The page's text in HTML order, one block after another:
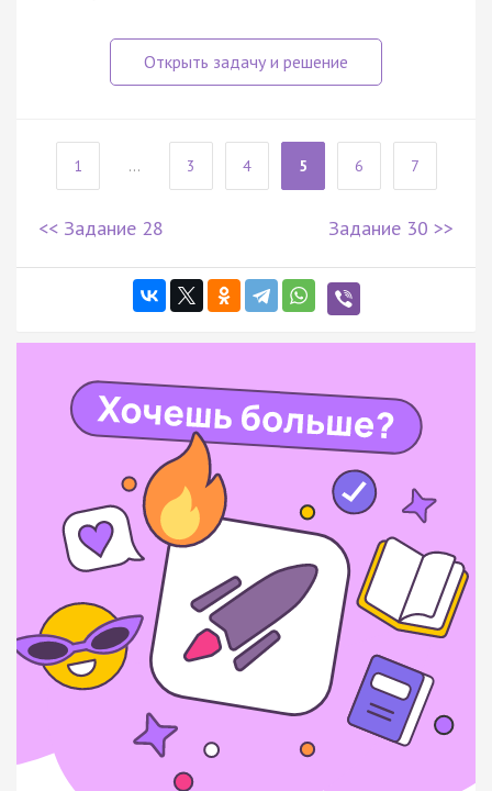
1 ... 3 4 5 6 7
<< Задание 28 Задание 30 >>